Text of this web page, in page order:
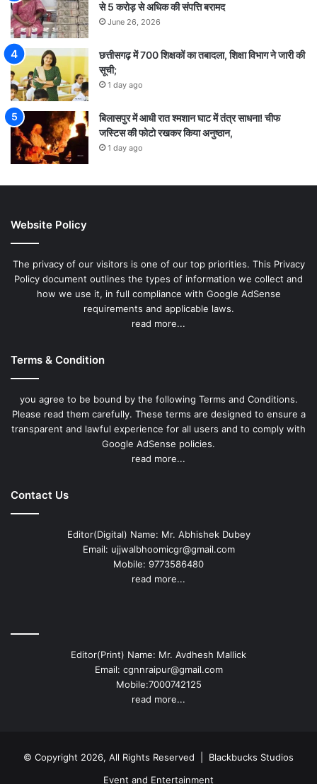
से 5 करोड़ से अधिक की संपत्ति बरामद
June 26, 2026
छत्तीसगढ़ में 700 शिक्षकों का तबादला, शिक्षा विभाग ने जारी की
सूची;
1 day ago
बिलासपुर में आधी रात श्मशान घाट में तंत्र साधना! चीफ
जस्टिस की फोटो रखकर किया अनुष्ठान,
1 day ago
Website Policy
The privacy of our visitors is one of our top priorities. This Privacy
Policy document outlines the types of information we collect and
how we use it, in full compliance with Google AdSense
requirements and applicable laws.
read more...
Terms & Condition
you agree to be bound by the following Terms and Conditions.
Please read them carefully. These terms are designed to ensure a
transparent and lawful experience for all users and to comply with
Google AdSense policies.
read more...
Contact Us
Editor(Digital) Name: Mr. Abhishek Dubey
Email: ujjwalbhoomicgr@gmail.com
Mobile: 9773586480
read more...
Editor(Print) Name: Mr. Avdhesh Mallick
Email: cgnnraipur@gmail.com
Mobile:7000742125
read more...
© Copyright 2026, All Rights Reserved | Blackbucks Studios
Event and Entertainment